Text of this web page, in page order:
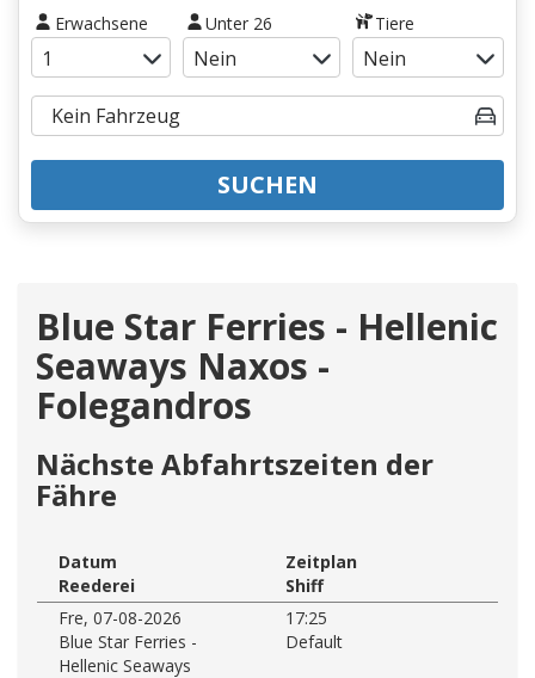
Erwachsene Unter 26 Tiere
SUCHEN
Blue Star Ferries - Hellenic
Seaways Naxos -
Folegandros
Nächste Abfahrtszeiten der
Fähre
Datum
Zeitplan
Reederei
Shiff
Fre, 07-08-2026
17:25
Blue Star Ferries -
Hellenic Seaways
Default